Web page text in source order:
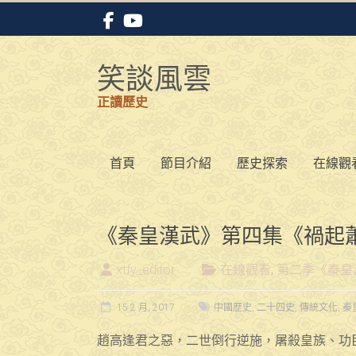
content
笑談風雲
正讀歷史
首頁 節目介紹 歷史探索 在線觀
《秦皇漢武》第四集《禍起
xtfy_editor 在線觀看, 第二季《秦
15 2 月, 2017 中國歷史, 二十四史, 傳統文化, 秦
趙高逢君之惡，二世倒行逆施，屠殺皇族、